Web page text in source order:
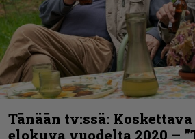
Tänään tv:ssä:
elokuva vuodelta 2020 –